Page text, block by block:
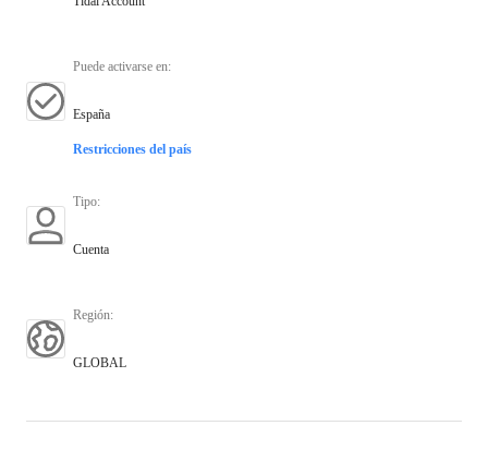
Puede activarse en:
España
Restricciones del país
Tipo:
Cuenta
Región:
GLOBAL